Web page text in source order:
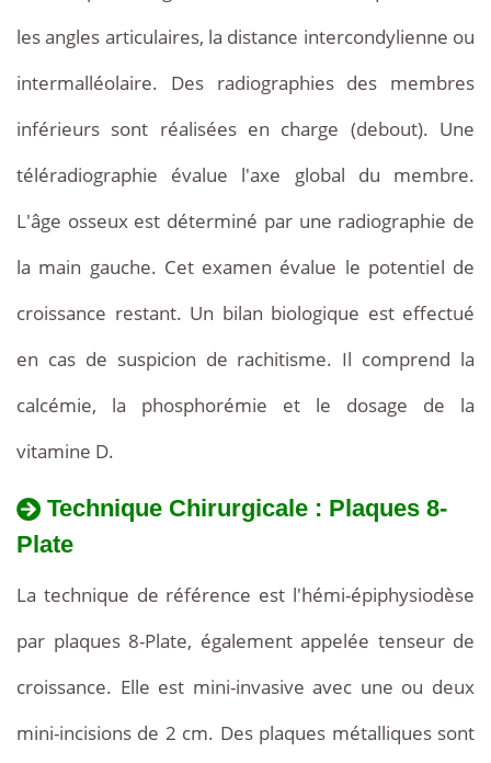
les angles articulaires, la distance intercondylienne ou
intermalléolaire. Des radiographies des membres
inférieurs sont réalisées en charge (debout). Une
téléradiographie évalue l'axe global du membre.
L'âge osseux est déterminé par une radiographie de
la main gauche. Cet examen évalue le potentiel de
croissance restant. Un bilan biologique est effectué
en cas de suspicion de rachitisme. Il comprend la
calcémie, la phosphorémie et le dosage de la
vitamine D.
Technique Chirurgicale : Plaques 8-
Plate
La technique de référence est l'hémi-épiphysiodèse
par plaques 8-Plate, également appelée tenseur de
croissance. Elle est mini-invasive avec une ou deux
mini-incisions de 2 cm. Des plaques métalliques sont